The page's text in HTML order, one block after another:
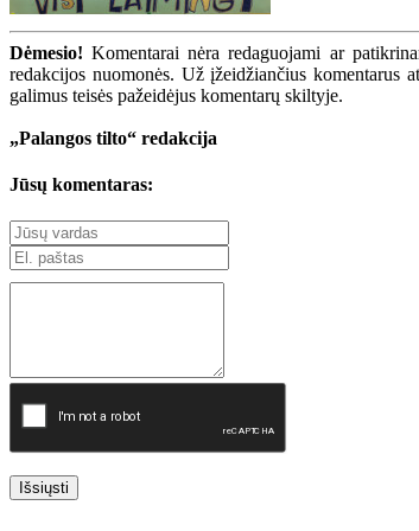
Dėmesio! Komentarai nėra redaguojami ar
redakcijos nuomonės. Už įžeidžiančius komentarus
galimus teisės pažeidėjus komentarų skiltyje.
„Palangos tilto“ redakcija
Jūsų komentaras:
Išsiųsti